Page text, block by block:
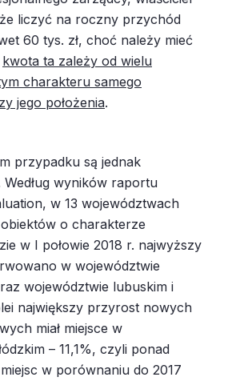
liczyć na roczny przychód
60 tys. zł, choć należy mieć
kwota ta zależy od wielu
charakteru samego
jego położenia.
przypadku są jednak
wyników raportu
w 13 województwach
o charakterze
w I połowie 2018 r. najwyższy
w województwie
województwie lubuskim i
największy przyrost nowych
miał miejsce w
– 11,1%, czyli ponad
w porównaniu do 2017